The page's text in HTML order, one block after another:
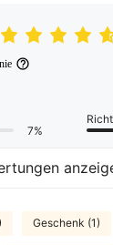
7%
Geschenk (1)